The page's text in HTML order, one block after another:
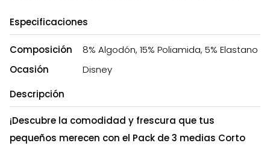
Especificaciones
Composición
8% Algodón, 15% Poliamida, 5% Elastano
Ocasión
Disney
Descripción
¡Descubre la comodidad y frescura que tus
pequeños merecen con el Pack de 3 medias Corto